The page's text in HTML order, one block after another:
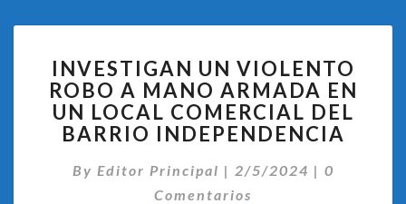
UN
VIOLENTO
ROBO
A
ARMADA
EN
INVESTIGAN UN VIOLENTO
ROBO A MANO ARMADA EN
UN LOCAL COMERCIAL DEL
BARRIO INDEPENDENCIA
By Editor Principal | 2/5/2024 | 0
Comentarios